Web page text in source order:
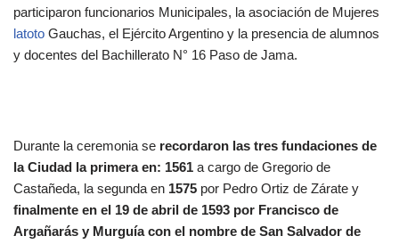
participaron funcionarios Municipales, la asociación de Mujeres
latoto Gauchas, el Ejército Argentino y la presencia de alumnos
y docentes del Bachillerato N° 16 Paso de Jama.
Durante la ceremonia se recordaron las tres fundaciones de
la Ciudad la primera en: 1561 a cargo de Gregorio de
Castañeda, la segunda en 1575 por Pedro Ortiz de Zárate y
finalmente en el 19 de abril de 1593 por Francisco de
Argañarás y Murguía con el nombre de San Salvador de